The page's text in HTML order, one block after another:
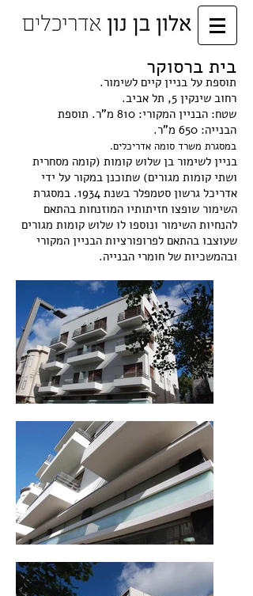
בית ברסוקר
תוספת על בניין קיים לשימור.
רחוב שינקין 5, תל אביב.
שטח: הבניין המקורי: 810 מ"ר. תוספת
הבנייה: 650 מ"ר.
במסגרת משרד סומה אדריכלים.
בניין לשימור בן שלוש קומות (קומה מסחרית
ושתי קומות מגורים) שתוכנן במקור על ידי
אדריכל גרשון סטמפלר בשנת 1934. במסגרת
השימור שופצו חזיתותיו המוזנחות בהתאם
להנחיות השימור ונוספו לו שלוש קומות מגורים
שעוצבו בהתאם לפרופורציות הבניין המקורי
ובהמשכיות של חומרי הבנייה.